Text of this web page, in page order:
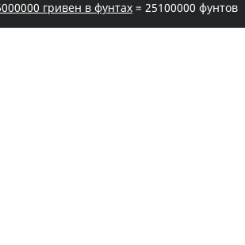
гривен в фунтах = 25100000 фунтов